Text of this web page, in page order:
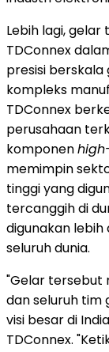
Lebih lagi,
TDConnex
presisi berskala
kompleks
TDConnex
perusahaan
komponen
memimpin
tinggi yang
tercanggih di
digunakan
seluruh dunia.
"Gelar tersebut
dan seluruh tim
visi besar di
TDConnex.